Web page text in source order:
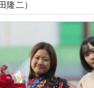
隆二）